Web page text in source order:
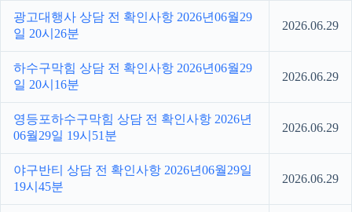
광고대행사 상담 전 확인사항 2026년06월29
일 20시26분
2026.06.29
하수구막힘 상담 전 확인사항 2026년06월29
일 20시16분
2026.06.29
영등포하수구막힘 상담 전 확인사항 2026년
06월29일 19시51분
2026.06.29
야구반티 상담 전 확인사항 2026년06월29일
19시45분
2026.06.29